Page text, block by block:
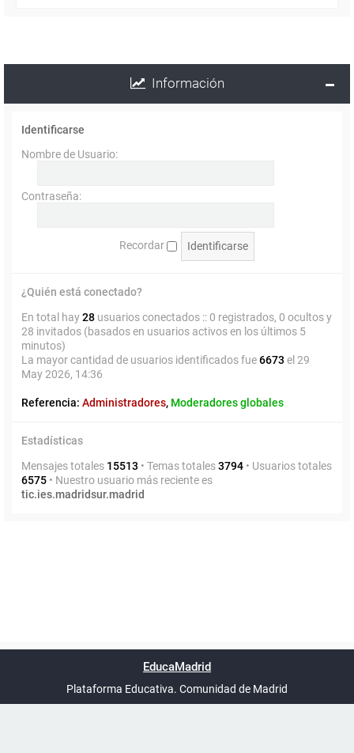
Información
Identificarse
Nombre de Usuario:
Contraseña:
Recordar
¿Quién está conectado?
En total hay28 usuarios conectados :: 0 registrados, 0 ocultos y
28 invitados (basados en usuarios activos en los últimos 5
minutos)
La mayor cantidad de usuarios identificados fue6673 el 29
May 2026, 14:36
Referencia: Administradores, Moderadores globales
Estadísticas
Mensajes totales 15513 • Temas totales3794 • Usuarios totales
6575 • Nuestro usuario más reciente es
tic.ies.madridsur.madrid
UTC+02:00
phpBB España
EducaMadrid
Plataforma Educativa. Comunidad de Madrid